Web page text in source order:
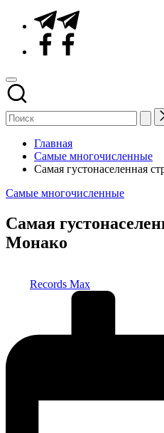
Telegram
Facebook
Главная
Самые многочисленные
Самая густонаселенная
Опубликовано
Самые многочисленные
Самая
Монако
Records Max